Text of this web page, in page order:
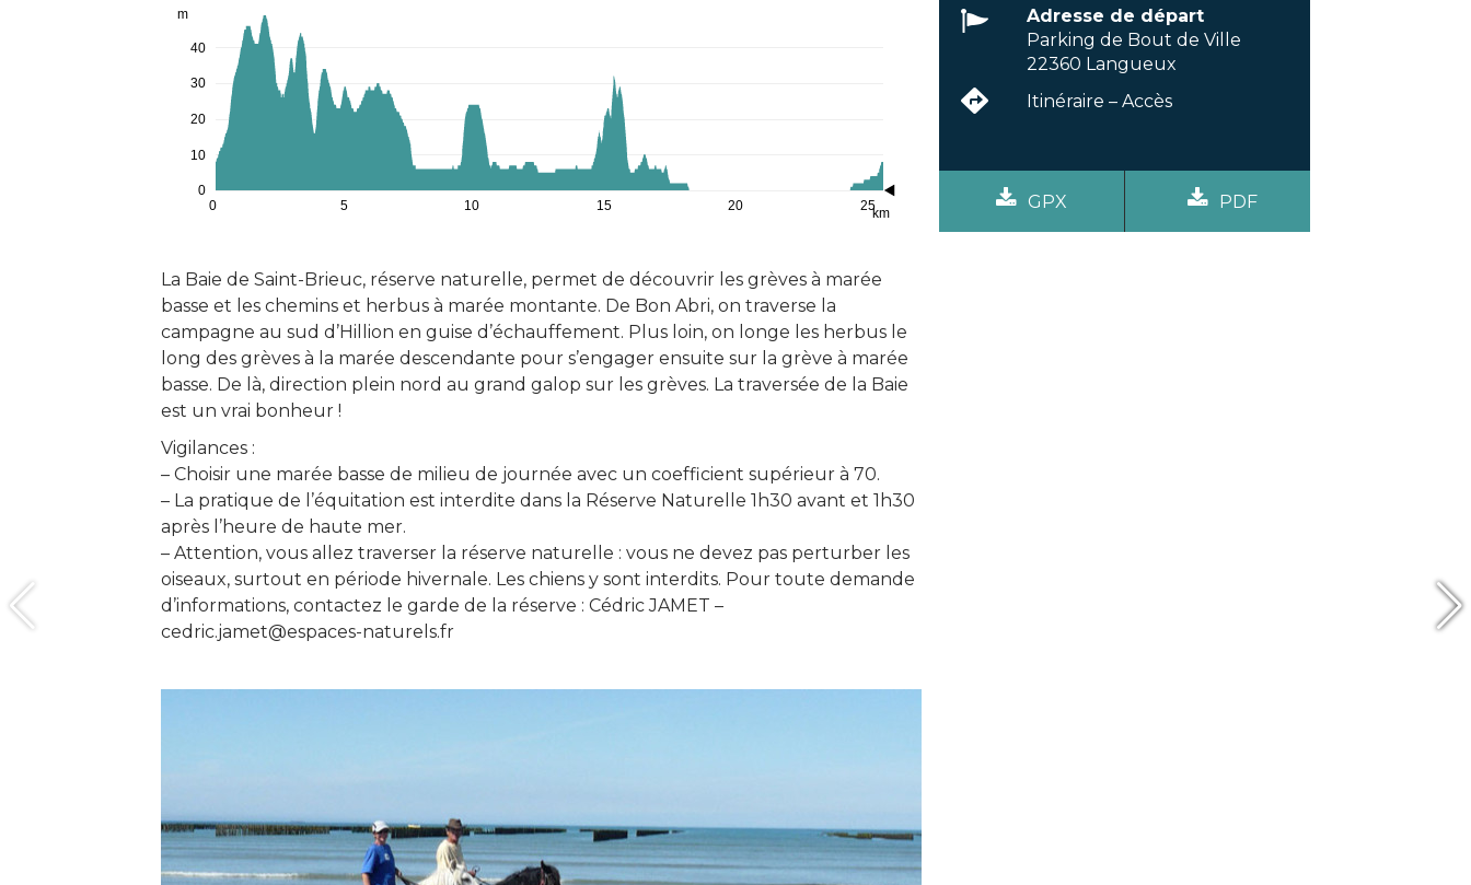
0 5 10 15 20 25
km
0
10
20
30
40
m
La Baie de Saint-Brieuc, réserve naturelle, permet de découvrir les grèves à marée
basse et les chemins et herbus à marée montante. De Bon Abri, on traverse la
campagne au sud d’Hillion en guise d’échauffement. Plus loin, on longe les herbus le
long des grèves à la marée descendante pour s’engager ensuite sur la grève à marée
basse. De là, direction plein nord au grand galop sur les grèves. La traversée de la Baie
est un vrai bonheur !
Vigilances :
– Choisir une marée basse de milieu de journée avec un coefficient supérieur à 70.
– La pratique de l’équitation est interdite dans la Réserve Naturelle 1h30 avant et 1h30
après l’heure de haute mer.
– Attention, vous allez traverser la réserve naturelle : vous ne devez pas perturber les
oiseaux, surtout en période hivernale. Les chiens y sont interdits. Pour toute demande
d’informations, contactez le garde de la réserve : Cédric JAMET –
cedric.jamet@espaces-naturels.fr
Adresse de départ
Parking de Bout de Ville
22360 Langueux
Itinéraire – Accès
GPX PDF